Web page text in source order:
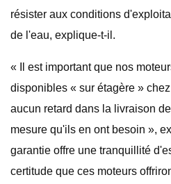
résister aux conditions
de l'eau, explique-t-il.
« Il est important que nos
disponibles « sur étagère »
aucun retard dans la livraison
mesure qu'ils en ont besoin »,
garantie offre une tranquillité
certitude que ces moteurs